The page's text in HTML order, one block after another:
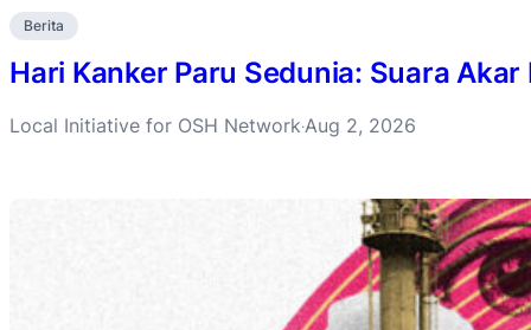
Berita
Hari Kanker Paru Sedunia: Suara
Local Initiative for OSH Network·Aug 2, 2026